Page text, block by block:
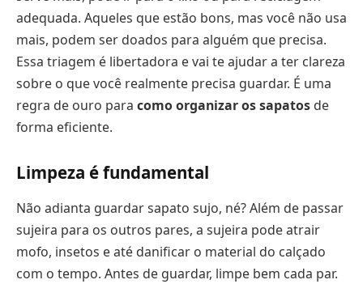
adequada. Aqueles que estão bons, mas você não usa
mais, podem ser doados para alguém que precisa.
Essa triagem é libertadora e vai te ajudar a ter clareza
sobre o que você realmente precisa guardar. É uma
regra de ouro para como organizar os sapatos de
forma eficiente.
Limpeza é fundamental
Não adianta guardar sapato sujo, né? Além de passar
sujeira para os outros pares, a sujeira pode atrair
mofo, insetos e até danificar o material do calçado
com o tempo. Antes de guardar, limpe bem cada par.